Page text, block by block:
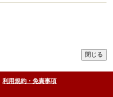
利用規約・免責事項